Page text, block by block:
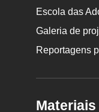
Escola das
Galeria de
Reportagens